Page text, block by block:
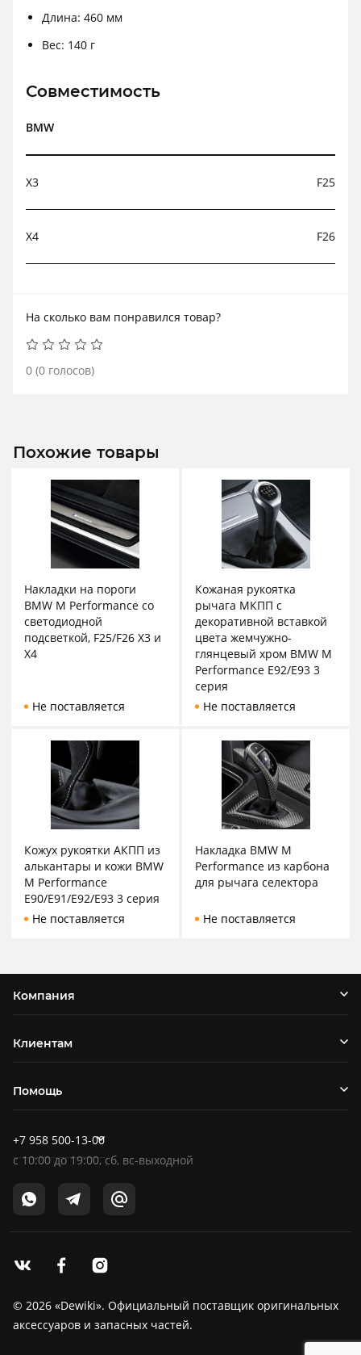
Длина: 460 мм
Вес: 140 г
Совместимость
BMW
X3 F25
X4 F26
На сколько вам понравился товар?
0 (0 голосов)
Похожие товары
Накладки на пороги
BMW M Performance со
светодиодной
подсветкой, F25/F26 X3 и
X4
Не поставляется
Кожаная рукоятка
рычага МКПП с
декоративной вставкой
цвета жемчужно-
глянцевый хром BMW M
Performance E92/E93 3
серия
Не поставляется
Кожух рукоятки АКПП из
алькантары и кожи BMW
M Performance
E90/E91/E92/E93 3 серия
Не поставляется
Накладка BMW M
Performance из карбона
для рычага селектора
Не поставляется
Компания
Клиентам
Помощь
+7 958 500-13-00
c10:00до19:00, сб, вс-выходной
© 2026 «Dewiki». Официальный поставщик оригинальных
аксессуаров и запасных частей.